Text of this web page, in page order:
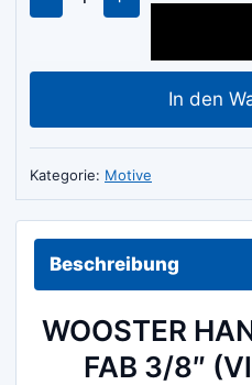
HANDLE
SUPER
(Vlies
9,5
mm)
Menge
In den
Kategorie: Motive
Beschreibung
WOOSTER
FAB 3/8″